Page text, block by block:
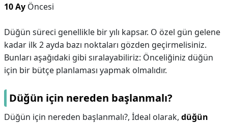
10 Ay Öncesi
Düğün süreci genellikle bir yılı kapsar. O özel gün gelene
kadar ilk 2 ayda bazı noktaları gözden geçirmelisiniz.
Bunları aşağıdaki gibi sıralayabiliriz: Önceliğiniz düğün
için bir bütçe planlaması yapmak olmalıdır.
Düğün için nereden başlanmalı?
Düğün için nereden başlanmalı?, İdeal olarak, düğün